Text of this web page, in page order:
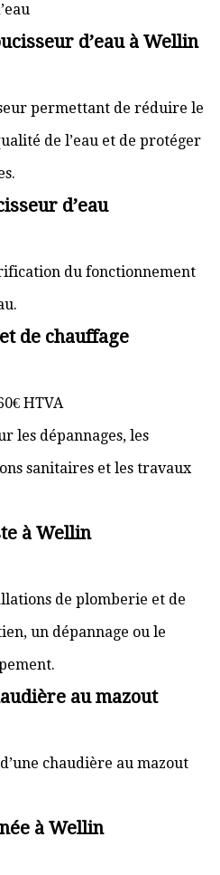
d’eau à Wellin
permettant de réduire le
de l’eau et de protéger
d’eau
du fonctionnement
de chauffage
HTVA
les dépannages, les
sanitaires et les travaux
à Wellin
de plomberie et de
un dépannage ou le
au mazout
chaudière au mazout
à Wellin